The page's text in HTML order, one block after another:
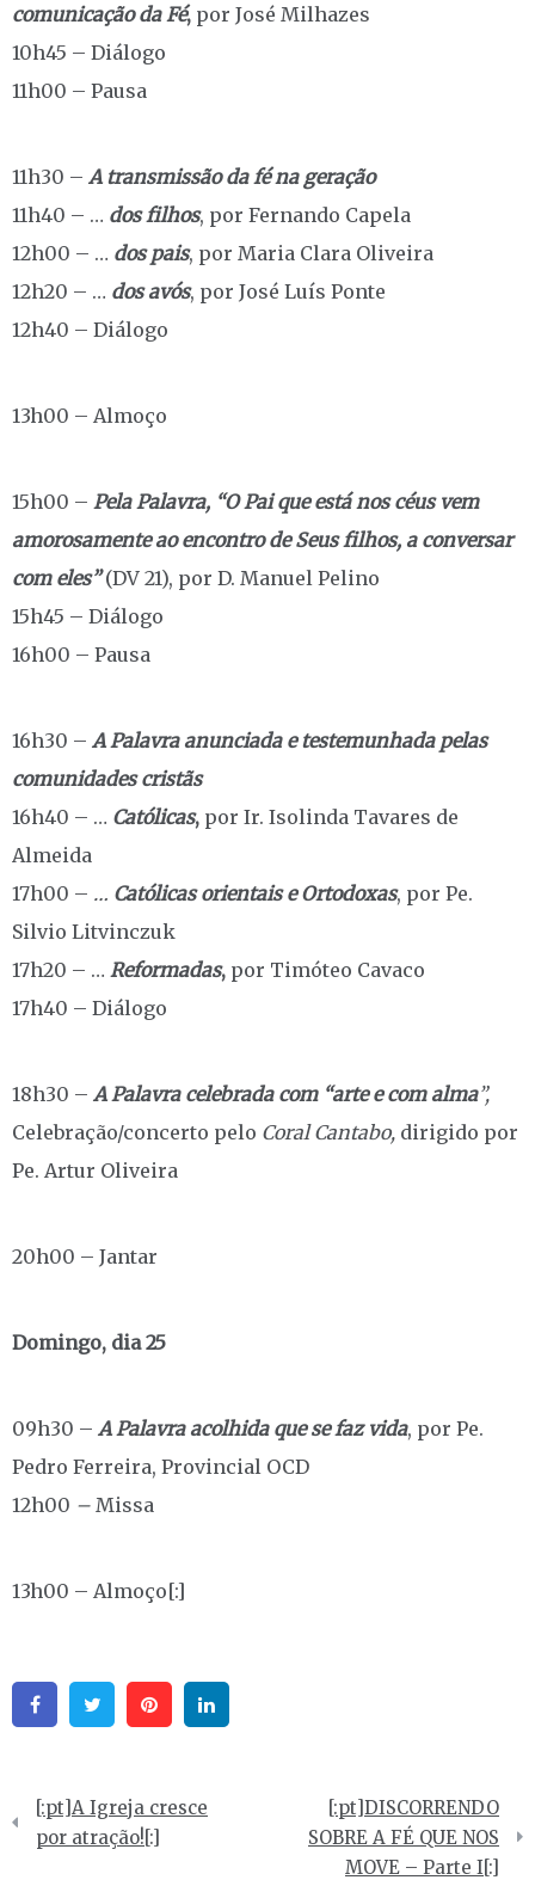
comunicação da Fé, por José Milhazes
10h45 – Diálogo
11h00 – Pausa
11h30 – A transmissão da fé na geração
11h40 – … dos filhos, por Fernando Capela
12h00 – … dos pais, por Maria Clara Oliveira
12h20 – … dos avós, por José Luís Ponte
12h40 – Diálogo
13h00 – Almoço
15h00 – Pela Palavra, “O Pai que está nos céus vem
amorosamente ao encontro de Seus filhos, a conversar
com eles”(DV 21), por D. Manuel Pelino
15h45 – Diálogo
16h00 – Pausa
16h30 – A Palavra anunciada e testemunhada pelas
comunidades cristãs
16h40 – … Católicas, por Ir. Isolinda Tavares de
Almeida
17h00 – … Católicas orientais e Ortodoxas, por Pe.
Silvio Litvinczuk
17h20 – … Reformadas, por Timóteo Cavaco
17h40 – Diálogo
18h30 – A Palavra celebrada com “arte e com alma”,
Celebração/concerto pelo Coral Cantabo, dirigido por
Pe. Artur Oliveira
20h00 – Jantar
Domingo, dia 25
09h30 – A Palavra acolhida que se faz vida, por Pe.
Pedro Ferreira, Provincial OCD
12h00 – Missa
13h00 – Almoço[:]
FacebookTwitter Pinterest
Navegação
de
[:pt]A Igreja cresce
por atração![:]
[:pt]DISCORRENDO
SOBRE A FÉ QUE NOS
MOVE – Parte I[:]